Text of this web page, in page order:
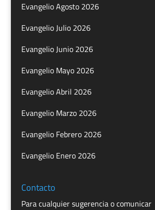
Evangelio Agosto 2026
Evangelio Julio 2026
Evangelio Junio 2026
Evangelio Mayo 2026
Evangelio Abril 2026
Evangelio Marzo 2026
Evangelio Febrero 2026
Evangelio Enero 2026
Contacto
Para cualquier sugerencia o comunicar